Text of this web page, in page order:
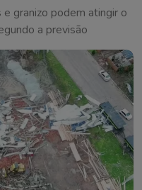
granizo podem atingir o
a previsão